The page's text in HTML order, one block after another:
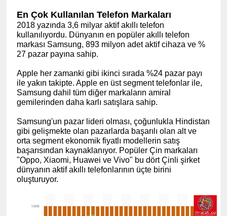
En Çok Kullanılan Telefon Markaları
2018 yazında 3,6 milyar aktif akıllı telefon
kullanılıyordu. Dünyanın en popüler akıllı telefon
markası Samsung, 893 milyon adet aktif cihaza ve %
27 pazar payına sahip.
Apple her zamanki gibi ikinci sırada %24 pazar payı
ile yakın takipte. Apple en üst segment telefonlar ile,
Samsung dahil tüm diğer markaların amiral
gemilerinden daha karlı satışlara sahip.
Samsung'un pazar lideri olması, çoğunlukla Hindistan
gibi gelişmekte olan pazarlarda başarılı olan alt ve
orta segment ekonomik fiyatlı modellerin satış
başarısından kaynaklanıyor. Popüler Çin markaları
"Oppo, Xiaomi, Huawei ve Vivo" bu dört Çinli şirket
dünyanın aktif akıllı telefonlarının üçte birini
oluşturuyor.